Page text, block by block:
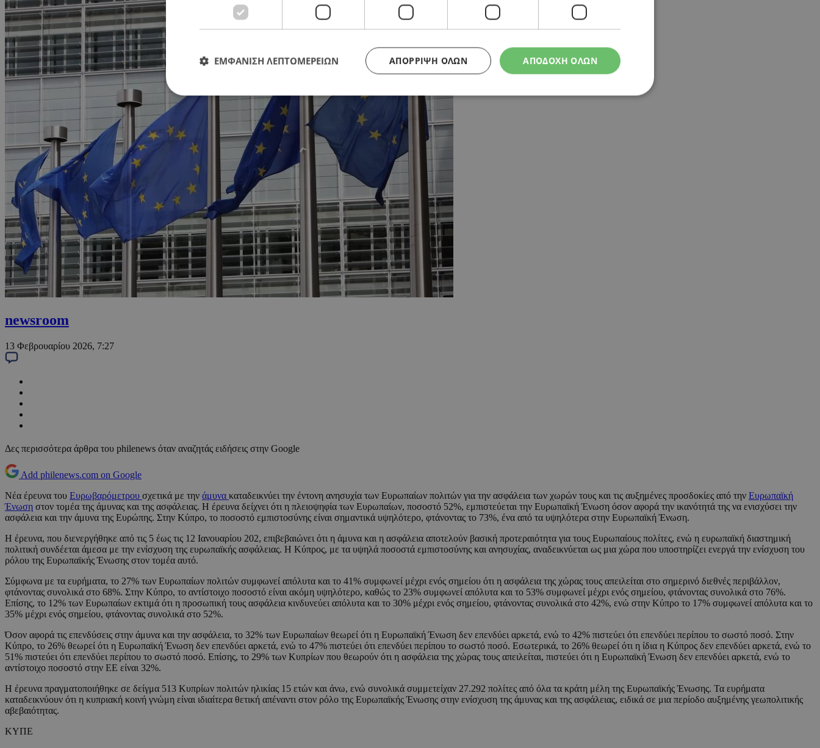
newsroom
13 Φεβρουαρίου 2026, 7:27
Δες περισσότερα άρθρα του philenews όταν αναζητάς ειδήσεις στην Google
Add philenews.com on Google
Νέα έρευνα του Ευρωβαρόμετρου σχετικά με την άμυνα καταδεικνύει την έντονη ανησυχία των Ευρωπαίων πολιτών για την ασφάλεια των χωρών τους και τις αυξημένες προσδοκίες από την Ευρωπαϊκή
Ένωση στον τομέα της άμυνας και της ασφάλειας. Η έρευνα δείχνει ότι η πλειοψηφία των Ευρωπαίων, ποσοστό 52%, εμπιστεύεται την Ευρωπαϊκή Ένωση όσον αφορά την ικανότητά της να ενισχύσει την
ασφάλεια και την άμυνα της Ευρώπης. Στην Κύπρο, το ποσοστό εμπιστοσύνης είναι σημαντικά υψηλότερο, φτάνοντας το 73%, ένα από τα υψηλότερα στην Ευρωπαϊκή Ένωση.
Η έρευνα, που διενεργήθηκε από τις 5 έως τις 12 Ιανουαρίου 202, επιβεβαιώνει ότι η άμυνα και η ασφάλεια αποτελούν βασική προτεραιότητα για τους Ευρωπαίους πολίτες, ενώ η ευρωπαϊκή διαστημική
πολιτική συνδέεται άμεσα με την ενίσχυση της ευρωπαϊκής ασφάλειας. Η Κύπρος, με τα υψηλά ποσοστά εμπιστοσύνης και ανησυχίας, αναδεικνύεται ως μια χώρα που υποστηρίζει ενεργά την ενίσχυση του
ρόλου της Ευρωπαϊκής Ένωσης στον τομέα αυτό.
Σύμφωνα με τα ευρήματα, το 27% των Ευρωπαίων πολιτών συμφωνεί απόλυτα και το 41% συμφωνεί μέχρι ενός σημείου ότι η ασφάλεια της χώρας τους απειλείται στο σημερινό διεθνές περιβάλλον,
φτάνοντας συνολικά στο 68%. Στην Κύπρο, το αντίστοιχο ποσοστό είναι ακόμη υψηλότερο, καθώς το 23% συμφωνεί απόλυτα και το 53% συμφωνεί μέχρι ενός σημείου, φτάνοντας συνολικά στο 76%.
Επίσης, το 12% των Ευρωπαίων εκτιμά ότι η προσωπική τους ασφάλεια κινδυνεύει απόλυτα και το 30% μέχρι ενός σημείου, φτάνοντας συνολικά στο 42%, ενώ στην Κύπρο το 17% συμφωνεί απόλυτα και το
35% μέχρι ενός σημείου, φτάνοντας συνολικά στο 52%.
Όσον αφορά τις επενδύσεις στην άμυνα και την ασφάλεια, το 32% των Ευρωπαίων θεωρεί ότι η Ευρωπαϊκή Ένωση δεν επενδύει αρκετά, ενώ το 42% πιστεύει ότι επενδύει περίπου το σωστό ποσό. Στην
Κύπρο, το 26% θεωρεί ότι η Ευρωπαϊκή Ένωση δεν επενδύει αρκετά, ενώ το 47% πιστεύει ότι επενδύει περίπου το σωστό ποσό. Εσωτερικά, το 26% θεωρεί ότι η ίδια η Κύπρος δεν επενδύει αρκετά, ενώ το
51% πιστεύει ότι επενδύει περίπου το σωστό ποσό. Επίσης, το 29% των Κυπρίων που θεωρούν ότι η ασφάλεια της χώρας τους απειλείται, πιστεύει ότι η Ευρωπαϊκή Ένωση δεν επενδύει αρκετά, ενώ το
αντίστοιχο ποσοστό στην ΕΕ είναι 32%.
Η έρευνα πραγματοποιήθηκε σε δείγμα 513 Κυπρίων πολιτών ηλικίας 15 ετών και άνω, ενώ συνολικά συμμετείχαν 27.292 πολίτες από όλα τα κράτη μέλη της Ευρωπαϊκής Ένωσης. Τα ευρήματα
καταδεικνύουν ότι η κυπριακή κοινή γνώμη είναι ιδιαίτερα θετική απέναντι στον ρόλο της Ευρωπαϊκής Ένωσης στην ενίσχυση της άμυνας και της ασφάλειας, ειδικά σε μια περίοδο αυξημένης γεωπολιτικής
αβεβαιότητας.
ΚΥΠΕ
ΑΠΟΔΟΧΗ ΟΛΩΝ
ΑΠΌΡΡΙΨΗ ΌΛΩΝ
ΕΜΦΑΝΙΣΗ ΛΕΠΤΟΜΕΡΕΙΩΝ